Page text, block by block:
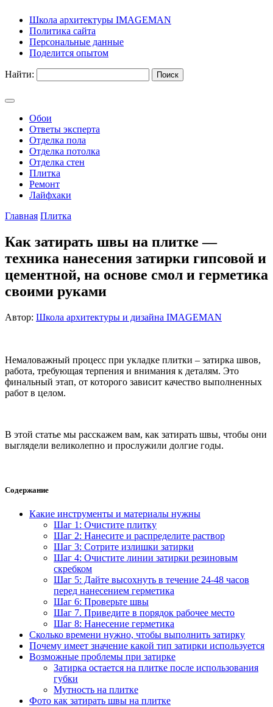
Школа архитектуры IMAGEMAN
Политика сайта
Персональные данные
Поделится опытом
Найти:
Обои
Ответы эксперта
Отделка пола
Отделка потолка
Отделка стен
Плитка
Ремонт
Лайфхаки
Главная Плитка
Как затирать швы на плитке —
техника нанесения затирки гипсовой и
цементной, на основе смол и герметика
своими руками
Автор: Школа архитектуры и дизайна IMAGEMAN
Немаловажный процесс при укладке плитки – затирка швов,
работа, требующая терпения и внимания к деталям. Это
финальный этап, от которого зависит качество выполненных
работ в целом.
В этой статье мы расскажем вам, как затирать швы, чтобы они
выглядели великолепно и прослужили долгие годы.
Содержание
Какие инструменты и материалы нужны
Шаг 1: Очистите плитку
Шаг 2: Нанесите и распределите раствор
Шаг 3: Сотрите излишки затирки
Шаг 4: Очистите линии затирки резиновым
скребком
Шаг 5: Дайте высохнуть в течение 24-48 часов
перед нанесением герметика
Шаг 6: Проверьте швы
Шаг 7. Приведите в порядок рабочее место
Шаг 8: Нанесение герметика
Сколько времени нужно, чтобы выполнить затирку
Почему имеет значение какой тип затирки используется
Возможные проблемы при затирке
Затирка остается на плитке после использования
губки
Мутность на плитке
Фото как затирать швы на плитке